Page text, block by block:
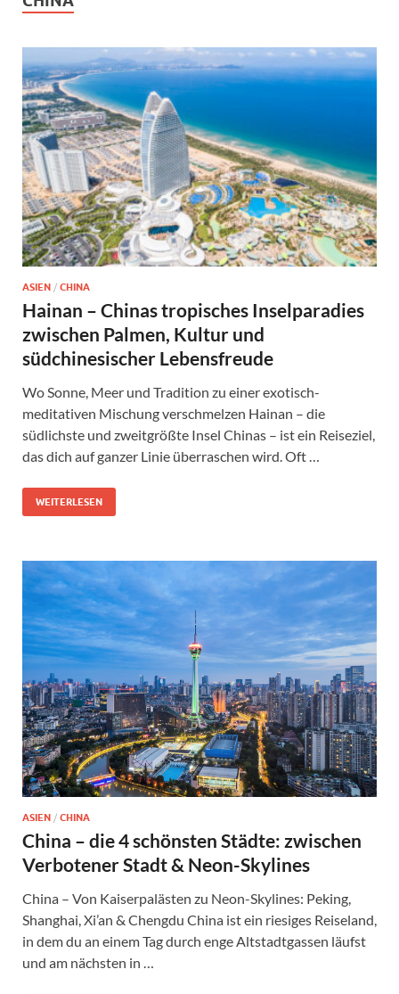
ASIEN / CHINA
Hainan – Chinas tropisches Inselparadies
zwischen Palmen, Kultur und
südchinesischer Lebensfreude
Wo Sonne, Meer und Tradition zu einer exotisch-
meditativen Mischung verschmelzen Hainan – die
südlichste und zweitgrößte Insel Chinas – ist ein Reiseziel,
das dich auf ganzer Linie überraschen wird. Oft …
WEITERLESEN
ASIEN / CHINA
China – die 4 schönsten Städte: zwischen
Verbotener Stadt & Neon-Skylines
China – Von Kaiserpalästen zu Neon-Skylines: Peking,
Shanghai, Xi’an & Chengdu China ist ein riesiges Reiseland,
in dem du an einem Tag durch enge Altstadtgassen läufst
und am nächsten in …